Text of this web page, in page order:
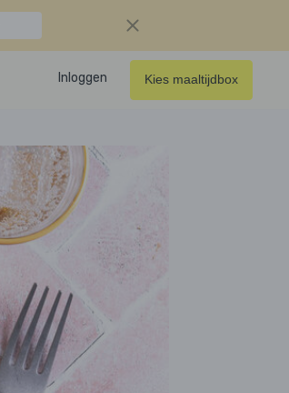
Inloggen Kies maaltijdbox